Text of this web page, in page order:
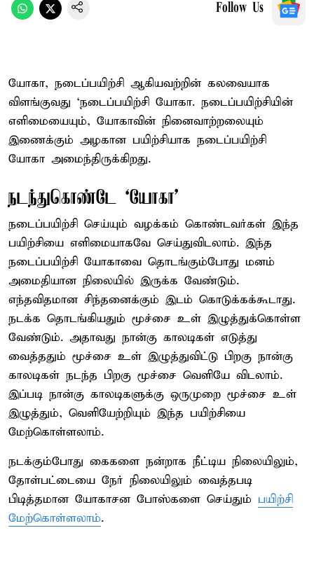
Follow Us
யோகா, நடைப்பயிற்சி ஆகியவற்றின் கலவையாக
விளங்குவது ‘நடைப்பயிற்சி யோகா. நடைப்பயிற்சியின்
எளிமையையும், யோகாவின் நினைவாற்றலையும்
இணைக்கும் அழகான பயிற்சியாக நடைப்பயிற்சி
யோகா அமைந்திருக்கிறது.
நடந்துகொண்டே ‘யோகா’
நடைப்பயிற்சி செய்யும் வழக்கம் கொண்டவர்கள் இந்த
பயிற்சியை எளிமையாகவே செய்துவிடலாம். இந்த
நடைப்பயிற்சி யோகாவை தொடங்கும்போது மனம்
அமைதியான நிலையில் இருக்க வேண்டும்.
எந்தவிதமான சிந்தனைக்கும் இடம் கொடுக்கக்கூடாது.
நடக்க தொடங்கியதும் மூச்சை உள் இழுத்துக்கொள்ள
வேண்டும். அதாவது நான்கு காலடிகள் எடுத்து
வைத்ததும் மூச்சை உள் இழுத்துவிட்டு பிறகு நான்கு
காலடிகள் நடந்த பிறகு மூச்சை வெளியே விடலாம்.
இப்படி நான்கு காலடிகளுக்கு ஒருமுறை மூச்சை உள்
இழுத்தும், வெளியேற்றியும் இந்த பயிற்சியை
மேற்கொள்ளலாம்.
நடக்கும்போது கைகளை நன்றாக நீட்டிய நிலையிலும்,
தோள்பட்டையை நேர் நிலையிலும் வைத்தபடி
பிடித்தமான யோகாசன போஸ்களை செய்தும் பயிற்சி
மேற்கொள்ளலாம்.